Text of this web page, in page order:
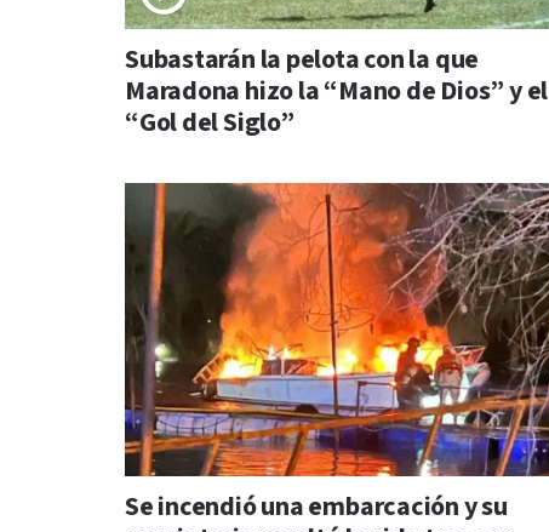
Subastarán la pelota con la que
Maradona hizo la “Mano de Dios” y el
“Gol del Siglo”
Se incendió una embarcación y su